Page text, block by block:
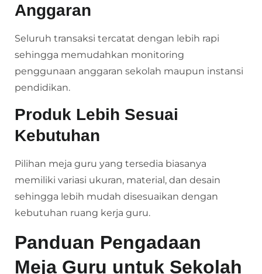
Anggaran
Seluruh transaksi tercatat dengan lebih rapi
sehingga memudahkan monitoring
penggunaan anggaran sekolah maupun instansi
pendidikan.
Produk Lebih Sesuai
Kebutuhan
Pilihan meja guru yang tersedia biasanya
memiliki variasi ukuran, material, dan desain
sehingga lebih mudah disesuaikan dengan
kebutuhan ruang kerja guru.
Panduan Pengadaan
Meja Guru untuk Sekolah